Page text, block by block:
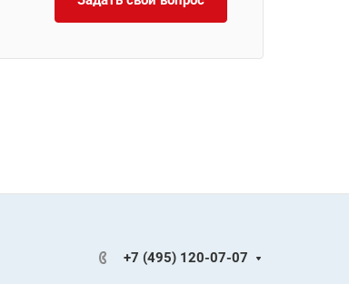
+7 (495) 120-07-07